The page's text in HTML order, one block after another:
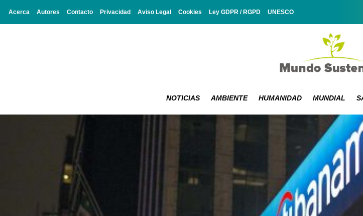
Acerca Autores Contacto Privacidad Aviso Legal Cookies Ley GDPR / RGPD UNESCO
NOTICIAS AMBIENTE HUMANIDAD MUNDIAL